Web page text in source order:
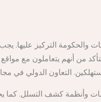
التركيز عليها. يجب
من أنهم يتعاملون مع
وأنظمة كشف التسلل.